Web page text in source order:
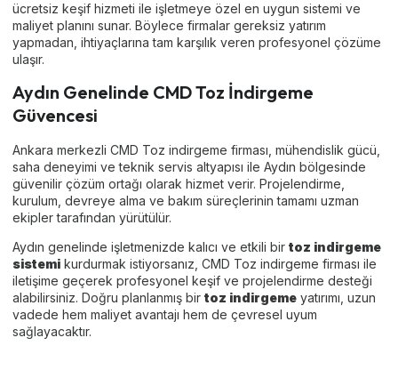
ücretsiz keşif hizmeti ile işletmeye özel en uygun sistemi ve
maliyet planını sunar. Böylece firmalar gereksiz yatırım
yapmadan, ihtiyaçlarına tam karşılık veren profesyonel çözüme
ulaşır.
Aydın Genelinde CMD Toz İndirgeme
Güvencesi
Ankara merkezli CMD Toz indirgeme firması, mühendislik gücü,
saha deneyimi ve teknik servis altyapısı ile Aydın bölgesinde
güvenilir çözüm ortağı olarak hizmet verir. Projelendirme,
kurulum, devreye alma ve bakım süreçlerinin tamamı uzman
ekipler tarafından yürütülür.
Aydın genelinde işletmenizde kalıcı ve etkili bir toz indirgeme
sistemi kurdurmak istiyorsanız, CMD Toz indirgeme firması ile
iletişime geçerek profesyonel keşif ve projelendirme desteği
alabilirsiniz. Doğru planlanmış bir toz indirgeme yatırımı, uzun
vadede hem maliyet avantajı hem de çevresel uyum
sağlayacaktır.